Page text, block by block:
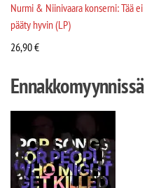
Nurmi & Niinivaara konserni: Tää ei
pääty hyvin (LP)
26,90€
Ennakkomyynnissä